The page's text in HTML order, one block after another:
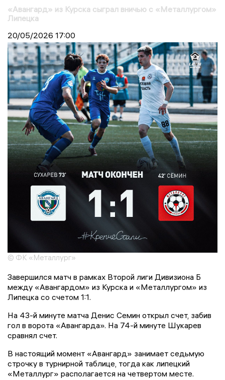
«Авангард» из Курска сыграл вничью с «Металлургом»
Липецка
20/05/2026 17:00
© ФК «Металлург»
Завершился матч в рамках Второй лиги Дивизиона Б
между «Авангардом» из Курска и «Металлургом» из
Липецка со счетом 1:1.
На 43-й минуте матча Денис Семин открыл счет, забив
гол в ворота «Авангарда». На 74-й минуте Шукарев
сравнял счет.
В настоящий момент «Авангард» занимает седьмую
строчку в турнирной таблице, тогда как липецкий
«Металлург» располагается на четвертом месте.